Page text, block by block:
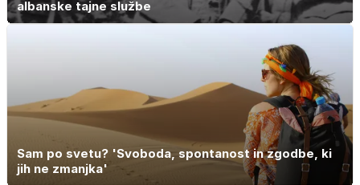
albanske tajne službe
Sam po svetu? 'Svoboda, spontanost in zgodbe, ki
jih ne zmanjka'